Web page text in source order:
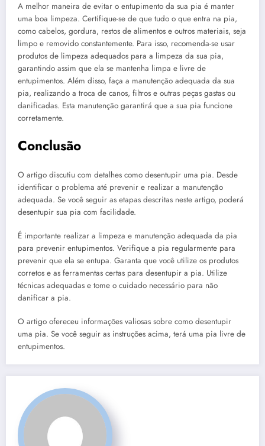
A melhor maneira de evitar o entupimento da sua pia é manter
uma boa limpeza. Certifique-se de que tudo o que entra na pia,
como cabelos, gordura, restos de alimentos e outros materiais, seja
limpo e removido constantemente. Para isso, recomenda-se usar
produtos de limpeza adequados para a limpeza da sua pia,
garantindo assim que ela se mantenha limpa e livre de
entupimentos. Além disso, faça a manutenção adequada da sua
pia, realizando a troca de canos, filtros e outras peças gastas ou
danificadas. Esta manutenção garantirá que a sua pia funcione
corretamente.
Conclusão
O artigo discutiu com detalhes como desentupir uma pia. Desde
identificar o problema até prevenir e realizar a manutenção
adequada. Se você seguir as etapas descritas neste artigo, poderá
desentupir sua pia com facilidade.
É importante realizar a limpeza e manutenção adequada da pia
para prevenir entupimentos. Verifique a pia regularmente para
prevenir que ela se entupa. Garanta que você utilize os produtos
corretos e as ferramentas certas para desentupir a pia. Utilize
técnicas adequadas e tome o cuidado necessário para não
danificar a pia.
O artigo ofereceu informações valiosas sobre como desentupir
uma pia. Se você seguir as instruções acima, terá uma pia livre de
entupimentos.